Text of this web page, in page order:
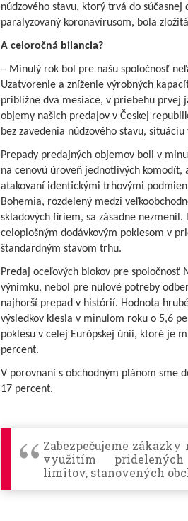
núdzového stavu, ktorý trvá do súčasnej
paralyzovaný koronavírusom, bola
A celoročná bilancia?
– Minulý rok bol pre našu spoločnosť
Uzatvorenie a zníženie výrobných
približne dva mesiace, v priebehu prvej
objemy našich predajov v Českej
bez zavedenia núdzového stavu,
Prepady predajných objemov boli v
na cenovú úroveň jednotlivých
atakovaní identickými trhovými
Bohemia, rozdelený medzi
skladových firiem, sa zásadne nezmenil.
celoplošným dodávkovým poklesom v
štandardným stavom trhu.
Predaj oceľových blokov pre spoločnosť
výnimku, nebol pre nulové potreby
najhorší prepad v histórií. Hodnota
výsledkov klesla v minulom roku o 5,6
poklesu v celej Európskej únii, ktoré je
percent.
V porovnaní s obchodným plánom sme
17 percent.
Zabezpečujeme
využitím
limitov, stanovených